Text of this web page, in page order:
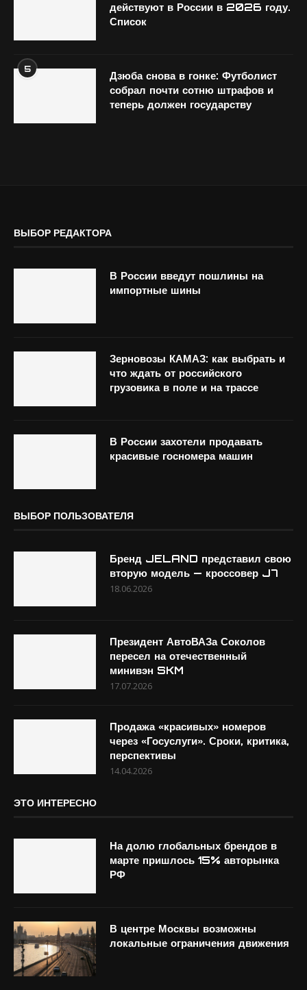
действуют в России в 2026 году.
Список
5
Дзюба снова в гонке: Футболист
собрал почти сотню штрафов и
теперь должен государству
ВЫБОР РЕДАКТОРА
В России введут пошлины на
импортные шины
Зерновозы КАМАЗ: как выбрать и
что ждать от российского
грузовика в поле и на трассе
В России захотели продавать
красивые госномера машин
ВЫБОР ПОЛЬЗОВАТЕЛЯ
Бренд JELAND представил свою
вторую модель — кроссовер J7
18.06.2026
Президент АвтоВАЗа Соколов
пересел на отечественный
минивэн SKM
17.07.2026
Продажа «красивых» номеров
через «Госуслуги». Сроки, критика,
перспективы
14.04.2026
ЭТО ИНТЕРЕСНО
На долю глобальных брендов в
марте пришлось 15% авторынка
РФ
В центре Москвы возможны
локальные ограничения движения